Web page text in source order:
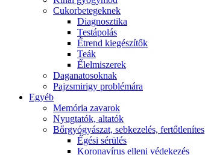
Cukorbetegeknek
Diagnosztika
Testápolás
É́trend kiegészítők
Teák
É́lelmiszerek
Daganatosoknak
Pajzsmirigy problémára
Egyéb
Memória zavarok
Nyugtatók, altatók
Bőrgyógyászat, sebkezelés, fertőtlenítes
É́gési sérülés
Koronavírus elleni védekezés